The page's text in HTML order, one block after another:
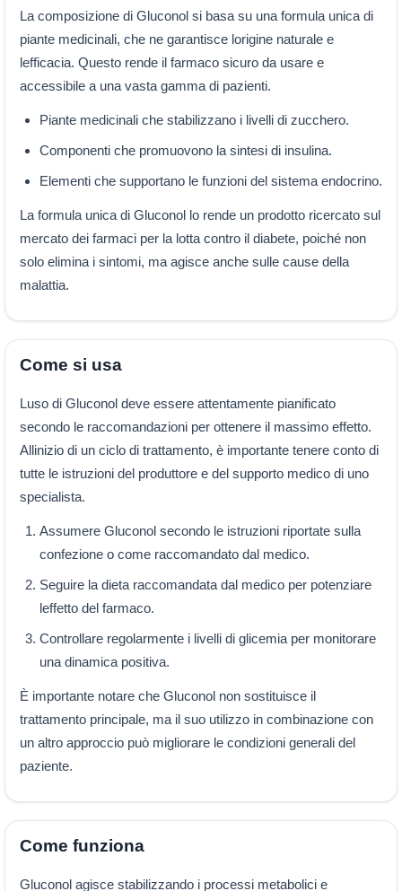
La composizione di Gluconol si basa su una formula unica di
piante medicinali, che ne garantisce lorigine naturale e
lefficacia. Questo rende il farmaco sicuro da usare e
accessibile a una vasta gamma di pazienti.
Piante medicinali che stabilizzano i livelli di zucchero.
Componenti che promuovono la sintesi di insulina.
Elementi che supportano le funzioni del sistema endocrino.
La formula unica di Gluconol lo rende un prodotto ricercato sul
mercato dei farmaci per la lotta contro il diabete, poiché non
solo elimina i sintomi, ma agisce anche sulle cause della
malattia.
Come si usa
Luso di Gluconol deve essere attentamente pianificato
secondo le raccomandazioni per ottenere il massimo effetto.
Allinizio di un ciclo di trattamento, è importante tenere conto di
tutte le istruzioni del produttore e del supporto medico di uno
specialista.
Assumere Gluconol secondo le istruzioni riportate sulla
confezione o come raccomandato dal medico.
Seguire la dieta raccomandata dal medico per potenziare
leffetto del farmaco.
Controllare regolarmente i livelli di glicemia per monitorare
una dinamica positiva.
È importante notare che Gluconol non sostituisce il
trattamento principale, ma il suo utilizzo in combinazione con
un altro approccio può migliorare le condizioni generali del
paziente.
Come funziona
Gluconol agisce stabilizzando i processi metabolici e